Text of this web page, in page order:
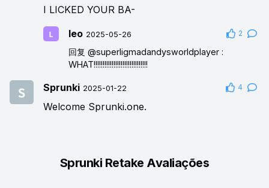
I LICKED YOUR BA-
leo 2025-05-26 2
回复 @superligmadandysworldplayer:
WHAT!!!!!!!!!!!!!!!!!!!!!!!!!!!!!!
Sprunki 2025-01-22 4
Welcome Sprunki.one.
Sprunki Retake Avaliações